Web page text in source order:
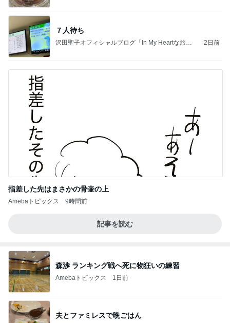
７人待ち
沢田聖子オフィシャルブログ「In My Heartな旅日
2日前
指差した先はまさかの骨壷の上
Amebaトピックス 9時間前
記事を読む
森渉 ランキング戦へ死に物狂いの練習
Amebaトピックス 1日前
夫とファミレスで晩ごはん